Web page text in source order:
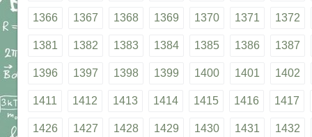
1366 1367 1368 1369 1370 1371 1372
1381 1382 1383 1384 1385 1386 1387
1396 1397 1398 1399 1400 1401 1402
1411 1412 1413 1414 1415 1416 1417
1426 1427 1428 1429 1430 1431 1432